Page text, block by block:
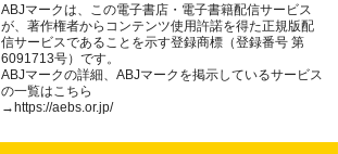
ABJマークは、この電子書店・電子書籍配信サービス
が、著作権者からコンテンツ使用許諾を得た正規版配
信サービスであることを示す登録商標（登録番号 第
6091713号）です。
ABJマークの詳細、ABJマークを掲示しているサービス
の一覧はこちら
→https://aebs.or.jp/